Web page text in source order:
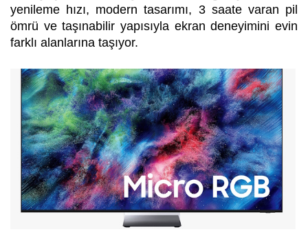
yenileme hızı, modern tasarımı, 3 saate varan pil
ömrü ve taşınabilir yapısıyla ekran deneyimini evin
farklı alanlarına taşıyor.